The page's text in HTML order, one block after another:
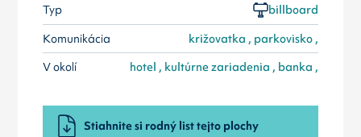
Typ
billboard
Komunikácia
križovatka , parkovisko ,
V okolí
hotel , kultúrne zariadenia , banka ,
Stiahnite si rodný list tejto plochy